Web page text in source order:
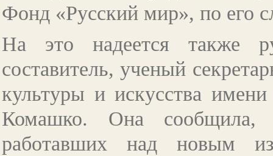
Фонд «Русский мир», по его
На это надеется также
составитель, ученый
культуры и искусства
Комашко. Она сообщила,
работавших над новым